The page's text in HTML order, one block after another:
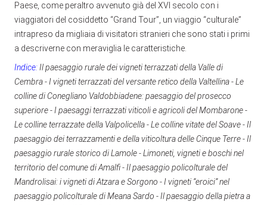
Paese, come peraltro avvenuto già del XVI secolo con i
viaggiatori del cosiddetto “Grand Tour”, un viaggio “culturale”
intrapreso da migliaia di visitatori stranieri che sono stati i primi
a descriverne con meraviglia le caratteristiche.
Indice: Il paesaggio rurale dei vigneti terrazzati della Valle di
Cembra - I vigneti terrazzati del versante retico della Valtellina - Le
colline di Conegliano Valdobbiadene: paesaggio del prosecco
superiore - I paesaggi terrazzati viticoli e agricoli del Mombarone -
Le colline terrazzate della Valpolicella - Le colline vitate del Soave - Il
paesaggio dei terrazzamenti e della viticoltura delle Cinque Terre - Il
paesaggio rurale storico di Lamole - Limoneti, vigneti e boschi nel
territorio del comune di Amalfi - Il paesaggio policolturale del
Mandrolisai: i vigneti di Atzara e Sorgono - I vigneti “eroici” nel
paesaggio policolturale di Meana Sardo - Il paesaggio della pietra a